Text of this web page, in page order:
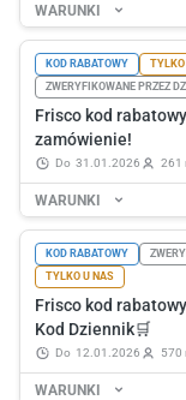
WARUNKI
KOD RABATOWY
TYLKO
ZWERYFIKOWANE PRZEZ
Frisco kod
zamówienie!
do 31.01.2026 261
WARUNKI
KOD RABATOWY
TYLKO U NAS
Frisco kod
Kod Dziennik🛒
do 12.01.2026 570
WARUNKI